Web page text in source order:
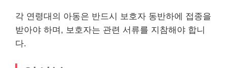
각 연령대의 아동은 반드시 보호자 동반하에 접종을
받아야 하며, 보호자는 관련 서류를 지참해야 합니
다.